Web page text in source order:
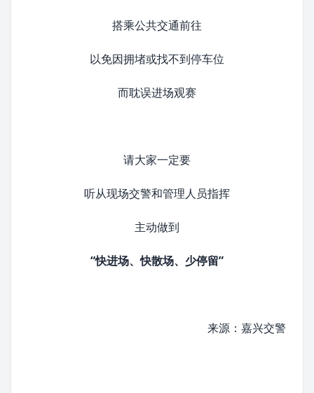
搭乘公共交通前往
以免因拥堵或找不到停车位
而耽误进场观赛
请大家一定要
听从现场交警和管理人员指挥
主动做到
“快进场、快散场、少停留”
来源：嘉兴交警